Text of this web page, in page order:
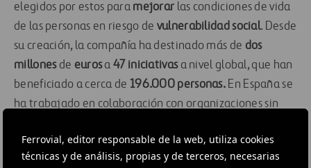
Ferrovial, editor responsable de la web, utiliza cookies
técnicas y de análisis, propias y de terceros, necesarias
elegidos por estos para mejorar las condiciones de vida
de las personas en riesgo de vulnerabilidad social. Desde
su creación, la compañía ha destinado más de dos
millonesde eurosa47 iniciativasa nivel global, que han
beneficiado a cerca de 196.000 personas. En España se
ha trabajado en colaboración con organizaciones sin
Aldeas Infantiles SOS, y Menudos Corazones, entre otras,
impactando a más de 5.100 individuos en provincias